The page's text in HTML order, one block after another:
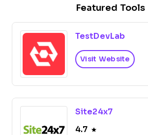
Featured Tools
TestDevLab
Visit Website
Site24x7
4.7